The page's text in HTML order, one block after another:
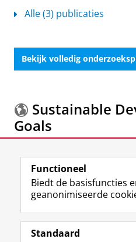
Alle (3) publicaties
Bekijk volledig
Sustainable
Goals
Meer informatie over de
Goals.
Volg de RUG
Functioneel
Biedt de basisfuncties
geanonimiseerde
Standaard